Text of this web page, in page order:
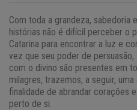
Com toda a grandeza, sabedoria
histórias não é difícil perceber o
Catarina para encontrar a luz e
vez que seu poder de
com o divino são presentes em
milagres, trazemos, a seguir,
finalidade de abrandar corações
perto de si.